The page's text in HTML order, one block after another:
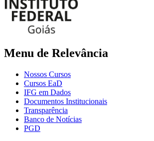
Menu de Relevância
Nossos Cursos
Cursos EaD
IFG em Dados
Documentos Institucionais
Transparência
Banco de Notícias
PGD